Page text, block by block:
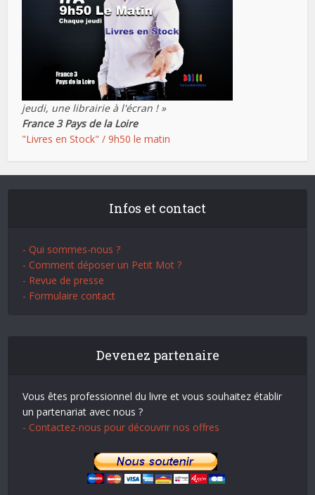
jeudi, une librairie à l'écran ! »
France 3 Pays de la Loire
"Livres en Stock" / 9h50 le matin
Infos et contact
- Qui sommes-nous ?
- Comment déposer un Petit Mot ?
- Revue de presse
- Formulaire contact
Devenez partenaire
Vous êtes professionnel du livre et vous souhaitez établir
un partenariat avec nous ?
- Contactez-nous pour découvrir nos offres